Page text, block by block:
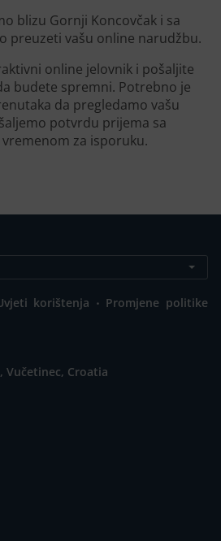
blizu Gornji Koncovčak i sa
preuzeti vašu online narudžbu.
online jelovnik i pošaljite
budete spremni. Potrebno je
da pregledamo vašu
potvrdu prijema sa
za isporuku.
korištenja . Promjene politike
Vučetinec, Croatia